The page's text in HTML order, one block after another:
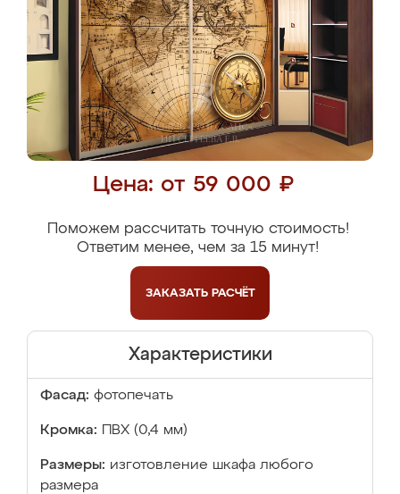
Цена: от 59 000 ₽
Поможем рассчитать точную стоимость!
Ответим менее, чем за 15 минут!
ЗАКАЗАТЬ РАСЧЁТ
Характеристики
Фасад: фотопечать
Кромка: ПВХ (0,4 мм)
Размеры: изготовление шкафа любого
размера